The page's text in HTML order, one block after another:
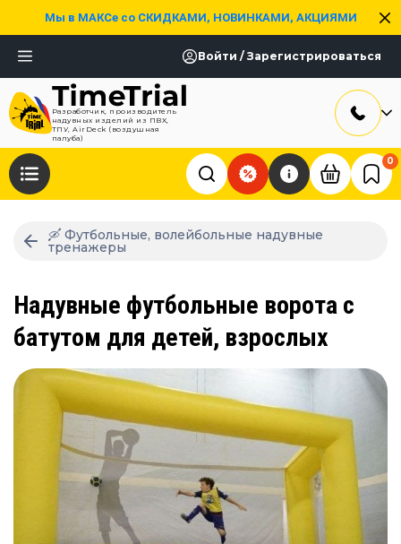
Мы в МАКСе со СКИДКАМИ, НОВИНКАМИ, АКЦИЯМИ
Войти / Зарегистрироваться
Разработчик, производитель
надувных изделий из ПВХ,
ТПУ, AirDeck (воздушная
палуба)
0
🛶 Футбольные, волейбольные надувные
тренажеры
Надувные футбольные ворота с
батутом для детей, взрослых